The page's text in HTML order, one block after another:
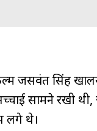
जसवंत सिंह
सामने रखी थी,
लगे थे।